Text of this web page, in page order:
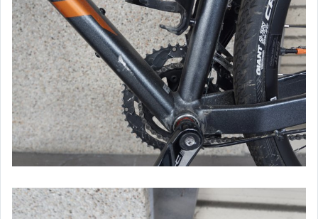
【APPLE】二手/其他蘋果相關商品
【全新品商品】蘋果Apple商品
【全新品商品】各式3C
【CANON】 單眼相機
【CANON】 單眼鏡頭
【CANON】閃光燈與周邊
【NIKON】單眼相機